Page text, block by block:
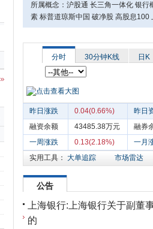
所属概念：沪股通 长三角一体化 银
素 标普道琼斯中国 破净股 高股息100
分时 30分钟K线 日K
昨日涨跌 0.04(0.66%)
昨日
融资余额
43485.38万元
融券
一周涨跌
0.13(2.18%)
一月
实用工具： 大单追踪 市场雷达
公告
上海银行:上海银行关于副董
的